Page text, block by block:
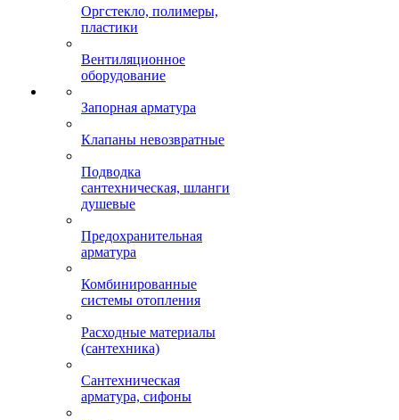
Оргстекло, полимеры,
пластики
Вентиляционное
оборудование
Запорная арматура
Клапаны невозвратные
Подводка
сантехническая, шланги
душевые
Предохранительная
арматура
Комбинированные
системы отопления
Расходные материалы
(сантехника)
Сантехническая
арматура, сифоны